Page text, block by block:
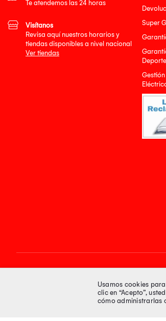
Super
Deporte
Te atendemos las 24 horas
Visítanos
Revisa aquí nuestros horarios y
tiendas disponibles a nivel nacional
Ver tiendas
Síguenos enUsamos cookies
clic en “Acepto”,
cómo administrarlas